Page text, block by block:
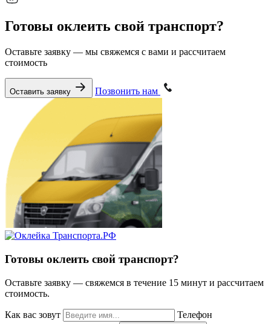
Готовы оклеить свой транспорт?
Оставьте заявку — мы свяжемся с вами и рассчитаем
стоимость
Оставить заявку Позвонить нам
Готовы оклеить свой транспорт?
Оставьте заявку — свяжемся в течение 15 минут и рассчитаем
стоимость.
Как вас зовут Телефон